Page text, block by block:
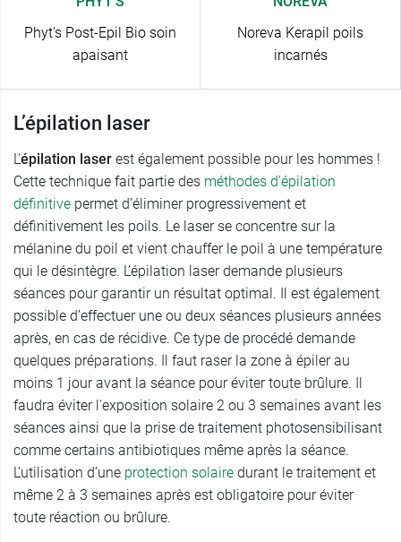
Phyt's Post-Epil Bio soin
apaisant
Noreva Kerapil poils
incarnés
L’épilation laser
L'épilation laser est également possible pour les hommes !
Cette technique fait partie des méthodes d'épilation
définitive permet d’éliminer progressivement et
définitivement les poils. Le laser se concentre sur la
mélanine du poil et vient chauffer le poil à une température
qui le désintègre. L’épilation laser demande plusieurs
séances pour garantir un résultat optimal. Il est également
possible d’effectuer une ou deux séances plusieurs années
après, en cas de récidive. Ce type de procédé demande
quelques préparations. Il faut raser la zone à épiler au
moins 1 jour avant la séance pour éviter toute brûlure. Il
faudra éviter l'exposition solaire 2 ou 3 semaines avant les
séances ainsi que la prise de traitement photosensibilisant
comme certains antibiotiques même après la séance.
L’utilisation d’une protection solaire durant le traitement et
même 2 à 3 semaines après est obligatoire pour éviter
toute réaction ou brûlure.